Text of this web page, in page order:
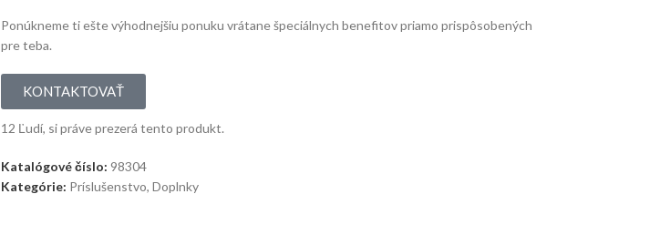
Ponúkneme ti ešte výhodnejšiu ponuku vrátane špeciálnych benefitov priamo prispôsobených
pre teba.
KONTAKTOVAŤ
12 Ľudí, si práve prezerá tento produkt.
Katalógové číslo: 98304
Kategórie: Príslušenstvo, Doplnky